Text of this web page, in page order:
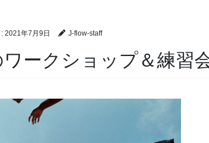
2021年7月9日 J-flow-staff
ークショップ＆練習